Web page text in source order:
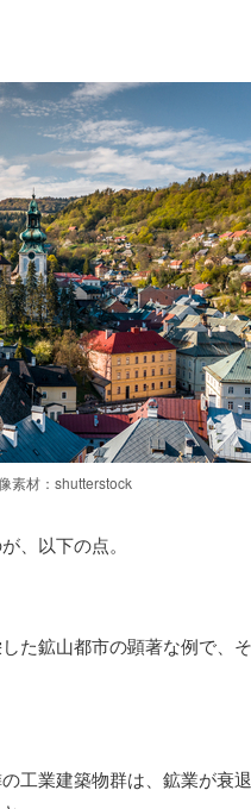
素材：shutterstock
、以下の点。
た鉱山都市の顕著な例で、
工業建築物群は、鉱業が衰